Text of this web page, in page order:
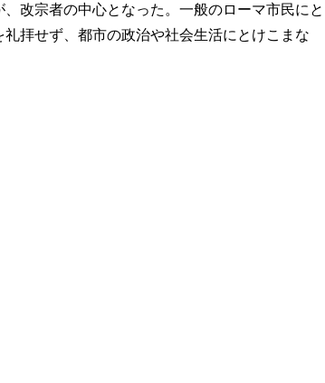
改宗者の中心となった。一般のローマ市民にと
拝せず、都市の政治や社会生活にとけこまな